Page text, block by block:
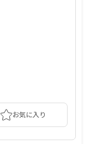
お気に入り